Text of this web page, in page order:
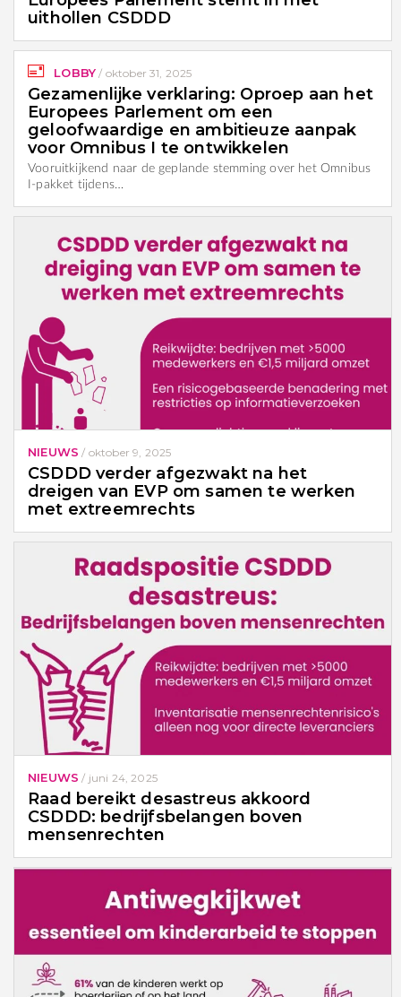
uithollen CSDDD
LOBBY / oktober 31, 2025
Gezamenlijke verklaring: Oproep aan het
Europees Parlement om een
geloofwaardige en ambitieuze aanpak
voor Omnibus I te ontwikkelen
Vooruitkijkend naar de geplande stemming over het Omnibus
I-pakket tijdens…
NIEUWS / oktober 9, 2025
CSDDD verder afgezwakt na het
dreigen van EVP om samen te werken
met extreemrechts
NIEUWS / juni 24, 2025
Raad bereikt desastreus akkoord
CSDDD: bedrijfsbelangen boven
mensenrechten